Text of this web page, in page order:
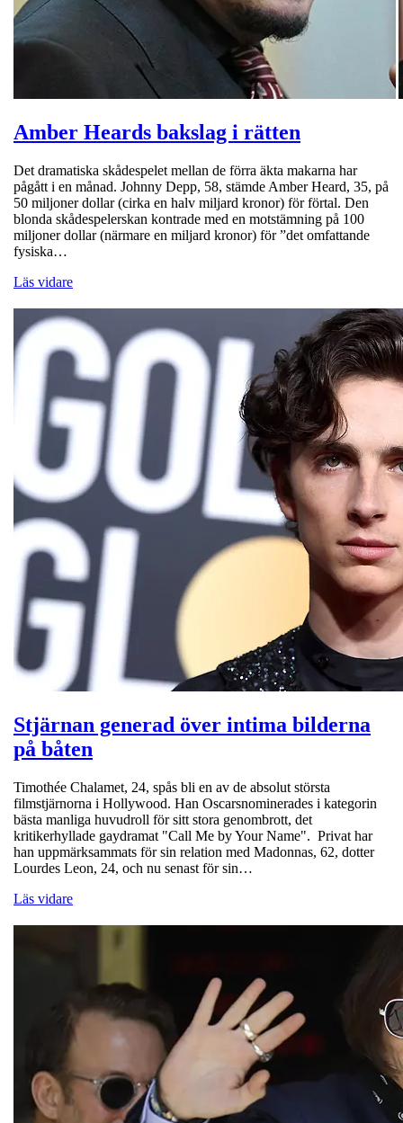
Amber Heards bakslag i rätten
Det dramatiska skådespelet mellan de förra äkta makarna har
pågått i en månad. Johnny Depp, 58, stämde Amber Heard, 35, på
50 miljoner dollar (cirka en halv miljard kronor) för förtal. Den
blonda skådespelerskan kontrade med en motstämning på 100
miljoner dollar (närmare en miljard kronor) för ”det omfattande
fysiska…
Läs vidare
Stjärnan generad över intima bilderna
på båten
Timothée Chalamet, 24, spås bli en av de absolut största
filmstjärnorna i Hollywood. Han Oscarsnominerades i kategorin
bästa manliga huvudroll för sitt stora genombrott, det
kritikerhyllade gaydramat "Call Me by Your Name". Privat har
han uppmärksammats för sin relation med Madonnas, 62, dotter
Lourdes Leon, 24, och nu senast för sin…
Läs vidare